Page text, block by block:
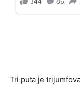
Tri puta je